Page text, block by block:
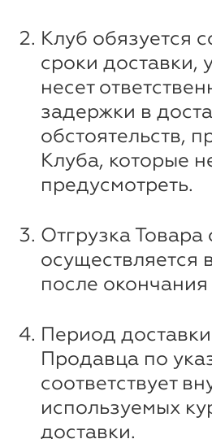
Клуб обязуется
сроки доставки,
несет
задержки в
обстоятельств,
Клуба, которые
предусмотреть.
Отгрузка
осуществляется
после
Период
Продавца по
соответствует
используемых
доставки.